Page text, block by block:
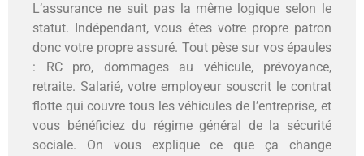
L’assurance ne suit pas la même logique selon le
statut. Indépendant, vous êtes votre propre patron
donc votre propre assuré. Tout pèse sur vos épaules
: RC pro, dommages au véhicule, prévoyance,
retraite. Salarié, votre employeur souscrit le contrat
flotte qui couvre tous les véhicules de l’entreprise, et
vous bénéficiez du régime général de la sécurité
sociale. On vous explique ce que ça change